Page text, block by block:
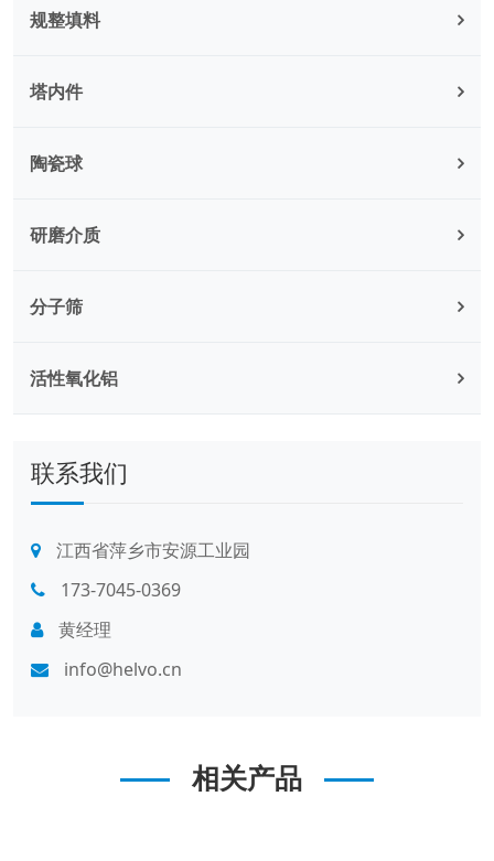
规整填料
塔内件
陶瓷球
研磨介质
分子筛
活性氧化铝
联系我们
江西省萍乡市安源工业园
173-7045-0369
黄经理
info@helvo.cn
相关产品